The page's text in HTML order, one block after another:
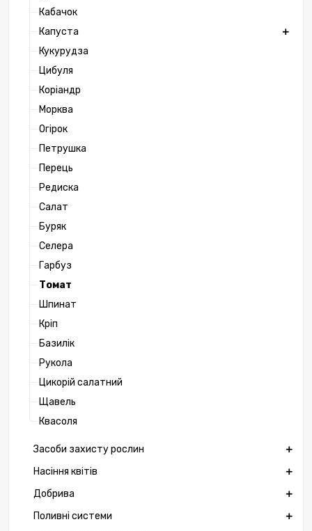
Кабачок
Капуста
Кукурудза
Цибуля
Коріандр
Морква
Огірок
Петрушка
Перець
Редиска
Салат
Буряк
Селера
Гарбуз
Томат
Шпинат
Кріп
Базилік
Рукола
Цикорій салатний
Щавель
Квасоля
Засоби захисту рослин
Насіння квітів
Добрива
Поливні системи